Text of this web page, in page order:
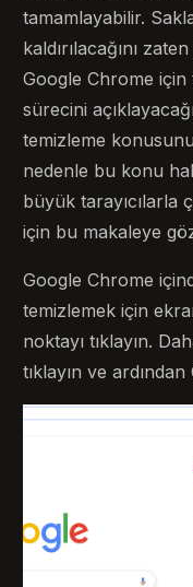
tamamlayabilir.
kaldırılacağını
Google Chrome için
sürecini
temizleme
nedenle bu konu
büyük tarayıcılarla
için bu makaleye
Google Chrome
temizlemek için
noktayı tıklayın.
tıklayın ve